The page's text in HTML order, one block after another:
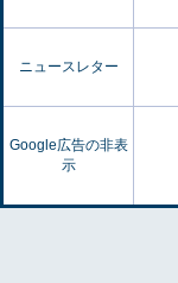
ニュースレター
Google広告の非表
示